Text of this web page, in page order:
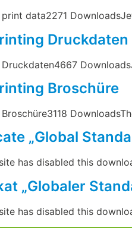
data2271
Druckdaten
Broschüre
„Global
has disabled this
„Globaler
has disabled this